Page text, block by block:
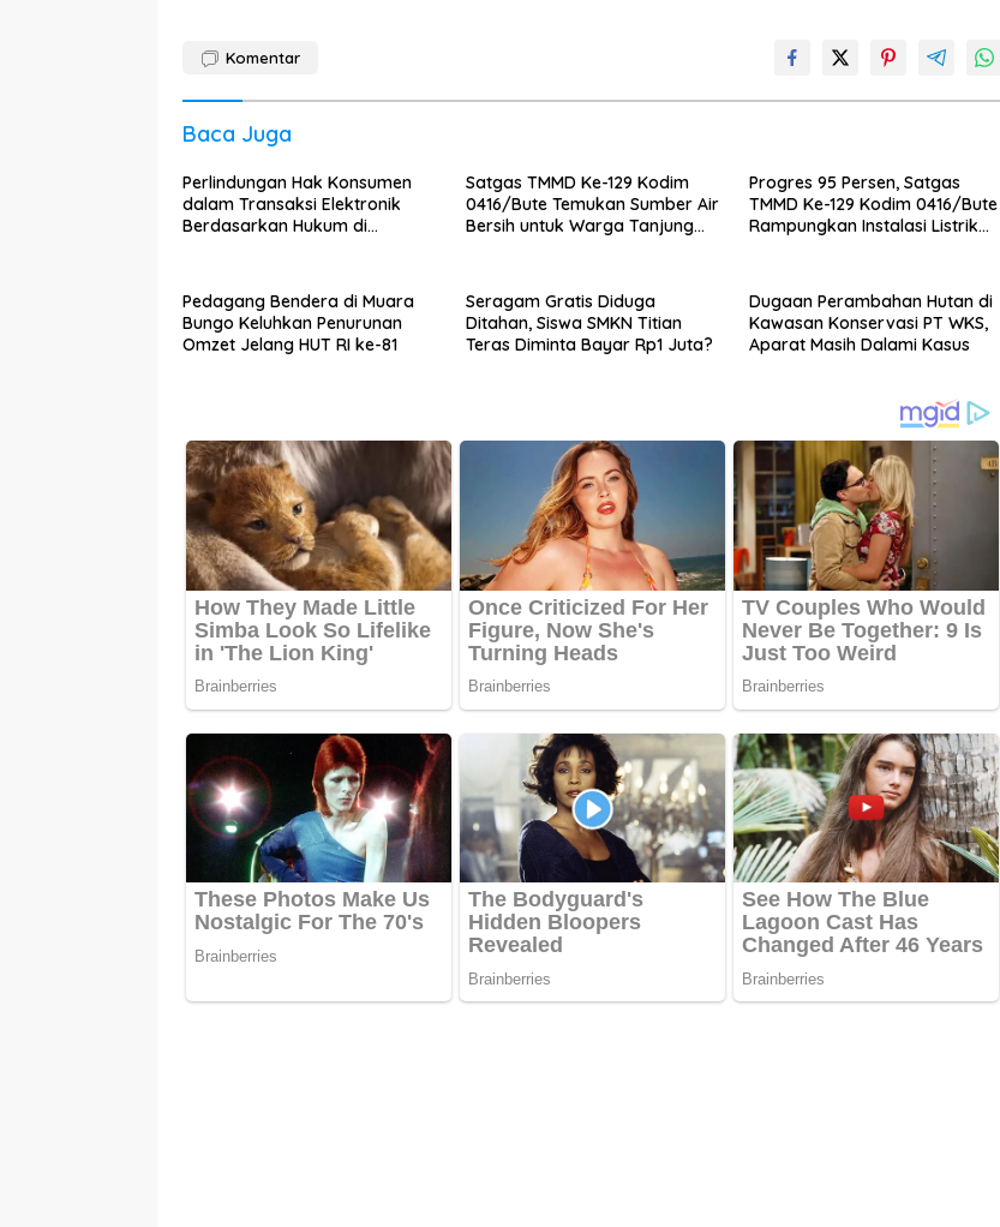
Komentar
Baca Juga
Perlindungan Hak Konsumen
dalam Transaksi Elektronik
Berdasarkan Hukum di
Satgas TMMD Ke-129 Kodim
0416/Bute Temukan Sumber Air
Bersih untuk Warga Tanjung
Progres 95 Persen, Satgas
TMMD Ke-129 Kodim 0416/Bute
Rampungkan Instalasi Listrik
Pedagang Bendera di Muara
Bungo Keluhkan Penurunan
Omzet Jelang HUT RI ke-81
Seragam Gratis Diduga
Ditahan, Siswa SMKN Titian
Teras Diminta Bayar Rp1 Juta?
Dugaan Perambahan Hutan di
Kawasan Konservasi PT WKS,
Aparat Masih Dalami Kasus